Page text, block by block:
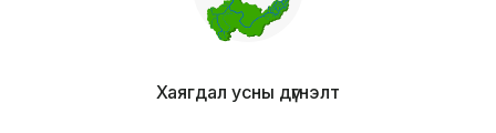
Хаягдал усны дүгнэлт